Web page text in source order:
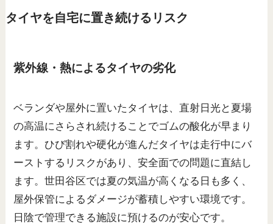
タイヤを自宅に置き続けるリスク
紫外線・熱によるタイヤの劣化
ベランダや屋外に置いたタイヤは、直射日光と夏場
の高温にさらされ続けることでゴムの酸化が早まり
ます。ひび割れや硬化が進んだタイヤは走行中にバ
ーストするリスクがあり、安全面での問題に直結し
ます。世田谷区では夏の気温が高くなる日も多く、
屋外保管によるダメージが蓄積しやすい環境です。
日陰で管理できる施設に預けるのが安心です。